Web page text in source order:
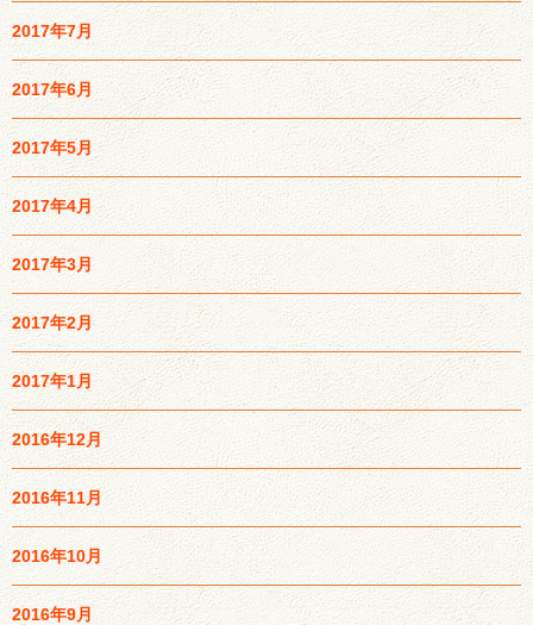
2017年7月
2017年6月
2017年5月
2017年4月
2017年3月
2017年2月
2017年1月
2016年12月
2016年11月
2016年10月
2016年9月